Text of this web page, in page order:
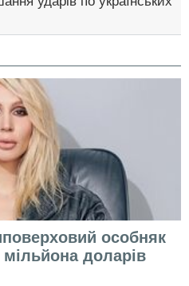
особняк
доларів